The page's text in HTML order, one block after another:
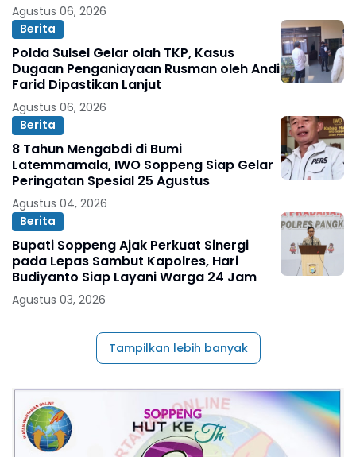
Agustus 06, 2026
Berita
Polda Sulsel Gelar olah TKP, Kasus
Dugaan Penganiayaan Rusman oleh Andi
Farid Dipastikan Lanjut
Agustus 06, 2026
Berita
8 Tahun Mengabdi di Bumi
Latemmamala, IWO Soppeng Siap Gelar
Peringatan Spesial 25 Agustus
Agustus 04, 2026
Berita
Bupati Soppeng Ajak Perkuat Sinergi
pada Lepas Sambut Kapolres, Hari
Budiyanto Siap Layani Warga 24 Jam
Agustus 03, 2026
Tampilkan lebih banyak